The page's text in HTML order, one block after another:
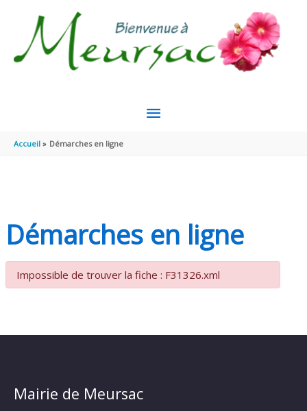
MENU
Accueil Démarches en ligne
Démarches en ligne
Impossible de trouver la fiche : F31326.xml
Mairie de Meursac